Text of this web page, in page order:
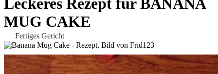
MUG CAKE
Fertiges Gericht